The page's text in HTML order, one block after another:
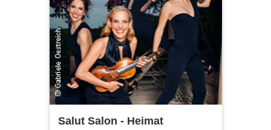
Salut Salon - Heimat